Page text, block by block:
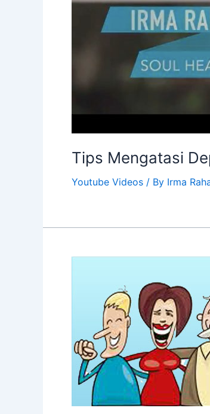
Tips Mengatasi
Youtube Videos / By Irma